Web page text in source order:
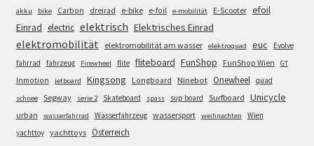
akku bike Carbon dreirad e-bike e-foil e-mobilität E-Scooter efoil
Einrad electric elektrisch Elektrisches Einrad
elektromobilität elektromobilität am wasser elektroquad euc
Evolve
fahrrad
fahrzeug Firewheel flite fliteboard FunShop FunShop Wien GT
Inmotion jetboard Kingsong Longboard Ninebot Onewheel quad
schnee Segway serie 2 Skateboard spass sup board Surfboard Unicycle
urban wasserfahrrad Wasserfahrzeug wassersport weihnachten
Wien
yachttoy yachttoys Österreich